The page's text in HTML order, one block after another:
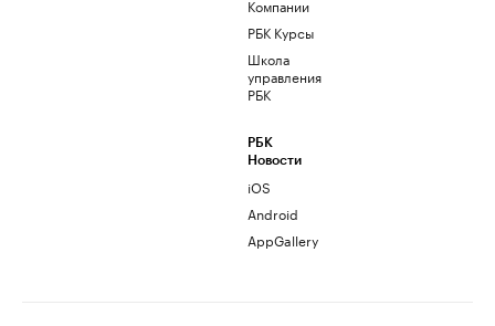
Компании
РБК Курсы
Школа
управления
РБК
РБК
Новости
iOS
Android
AppGallery